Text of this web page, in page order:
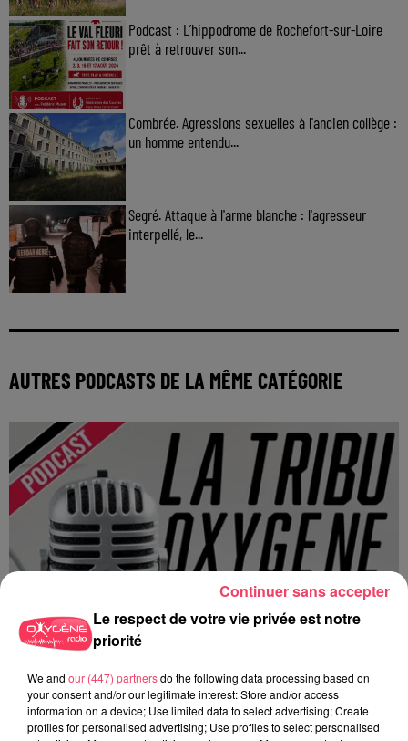
Podcast : L’hippodrome de Rochefort-sur-Loire
prêt à retrouver son...
Combrée. Agressions sexuelles à l'ancien collège :
un homme entendu...
Segré. Attaque à l'arme blanche : l'agresseur
interpellé, le...
AUTRES PODCASTS DE LA MÊME CATÉGORIE
Le respect de votre vie privée est notre
priorité
We and our (447) partnersdo the following data processing based on
your consent and/or our legitimate interest: Store and/or access
information on a device; Use limited data to select advertising; Create
profiles for personalised advertising; Use profiles to select personalised
Continuer sans accepter